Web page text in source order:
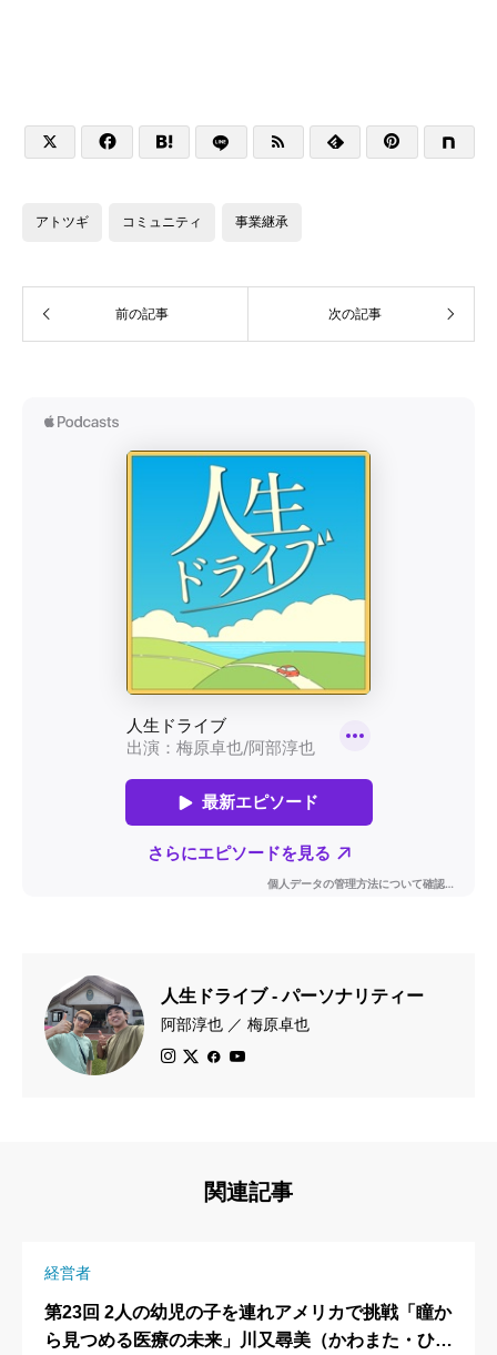
     
アトツギ コミュニティ 事業継承
前の記事 次の記事
人生ドライブ - パーソナリティー
阿部淳也 ／ 梅原卓也
関連記事
経営者
第23回 2人の幼児の子を連れアメリカで挑戦「瞳か
ら見つめる医療の未来」川又尋美（かわまた・ひろ